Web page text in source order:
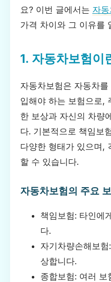
요? 이번 글에서는 자
가격 차이와 그 이유를
1. 자동차보험이
자동차보험은 자동차
입해야 하는 보험으로,
한 보상과 자신의 차량
다. 기본적으로 책임보
다양한 형태가 있으며,
할 수 있습니다.
자동차보험의 주요
책임보험: 타인에
다.
자기차량손해보
상합니다.
종합보험: 여러